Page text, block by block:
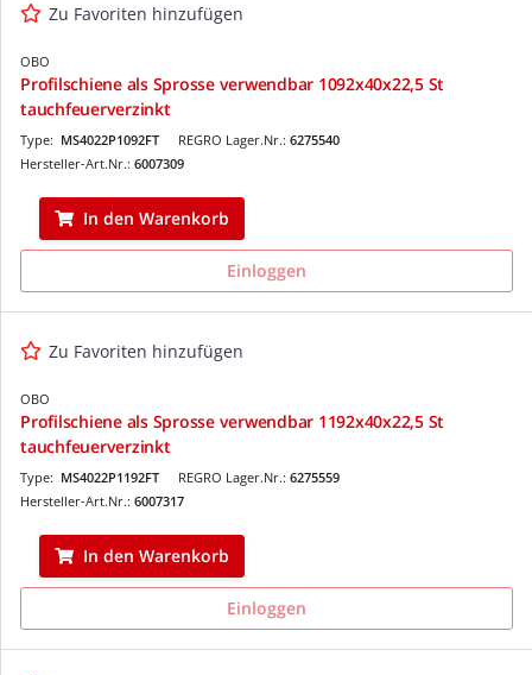
Zu Favoriten hinzufügen
OBO
Profilschiene als Sprosse verwendbar 1092x40x22,5 St
tauchfeuerverzinkt
REGRO Lager.Nr.: 6275540
Type: MS4022P1092FT
Hersteller-Art.Nr.: 6007309
In den Warenkorb
Einloggen
Zu Favoriten hinzufügen
OBO
Profilschiene als Sprosse verwendbar 1192x40x22,5 St
tauchfeuerverzinkt
REGRO Lager.Nr.: 6275559
Type: MS4022P1192FT
Hersteller-Art.Nr.: 6007317
In den Warenkorb
Einloggen